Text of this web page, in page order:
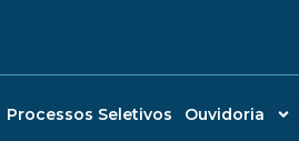
Processos Seletivos Ouvidoria